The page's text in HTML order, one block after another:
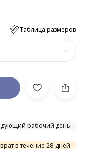
Таблица размеров
рабочий день
в течение 28 дней